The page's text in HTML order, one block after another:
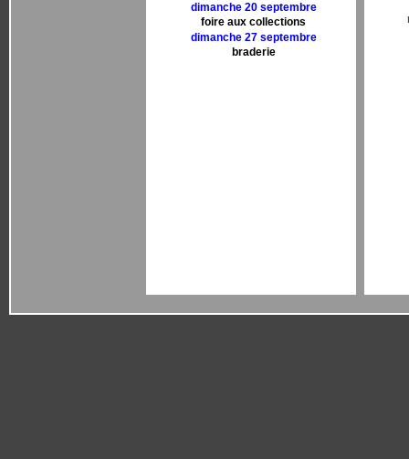
dimanche 20 septembre
foire aux collections
dimanche 27 septembre
braderie